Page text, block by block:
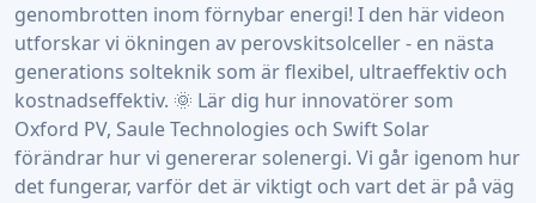
genombrotten inom förnybar energi! I den här videon
utforskar vi ökningen av perovskitsolceller - en nästa
generations solteknik som är flexibel, ultraeffektiv och
kostnadseffektiv. 🌞 Lär dig hur innovatörer som
Oxford PV, Saule Technologies och Swift Solar
förändrar hur vi genererar solenergi. Vi går igenom hur
det fungerar, varför det är viktigt och vart det är på väg